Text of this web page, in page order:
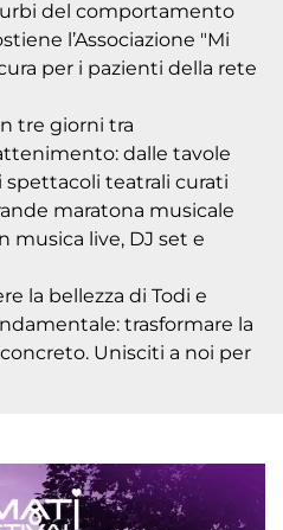
del comportamento
l’Associazione "Mi
per i pazienti della rete
tre giorni tra
dalle tavole
teatrali curati
maratona musicale
musica live, DJ set e
la bellezza di Todi e
trasformare la
Unisciti a noi per